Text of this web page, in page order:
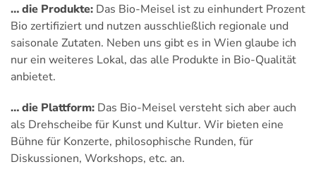
… die Produkte: Das Bio-Meisel ist zu einhundert Prozent
Bio zertifiziert und nutzen ausschließlich regionale und
saisonale Zutaten. Neben uns gibt es in Wien glaube ich
nur ein weiteres Lokal, das alle Produkte in Bio-Qualität
anbietet.
… die Plattform: Das Bio-Meisel versteht sich aber auch
als Drehscheibe für Kunst und Kultur. Wir bieten eine
Bühne für Konzerte, philosophische Runden, für
Diskussionen, Workshops, etc. an.